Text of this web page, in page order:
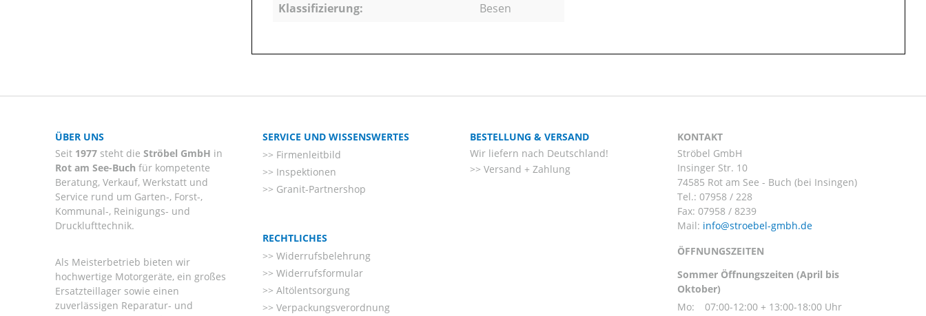
Klassifizierung: Besen
ÜBER UNS
Seit 1977 steht die Ströbel GmbH in
Rot am See-Buch für kompetente
Beratung, Verkauf, Werkstatt und
Service rund um Garten-, Forst-,
Kommunal-, Reinigungs- und
Drucklufttechnik.
Als Meisterbetrieb bieten wir
hochwertige Motorgeräte, ein großes
Ersatzteillager sowie einen
zuverlässigen Reparatur- und
SERVICE UND WISSENSWERTES
Firmenleitbild
Inspektionen
Granit-Partnershop
RECHTLICHES
Widerrufsbelehrung
Widerrufsformular
Altölentsorgung
Verpackungsverordnung
BESTELLUNG & VERSAND
Wir liefern nach Deutschland!
Versand + Zahlung
KONTAKT
Ströbel GmbH
Insinger Str. 10
74585 Rot am See - Buch (bei Insingen)
Tel.: 07958 / 228
Fax: 07958 / 8239
Mail:
ÖFFNUNGSZEITEN
Sommer Öffnungszeiten (April bis
Oktober)
Mo:
07:00-12:00 + 13:00-18:00 Uhr